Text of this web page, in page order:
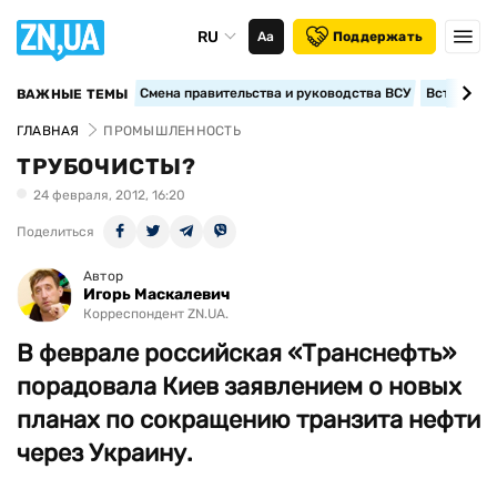
RU Аа Поддержать
ВАЖНЫЕ ТЕМЫ Смена правительства и руководства ВСУ
ГЛАВНАЯ ПРОМЫШЛЕННОСТЬ
ТРУБОЧИСТЫ?
24 февраля, 2012, 16:20
Поделиться
Автор
Игорь Маскалевич
Корреспондент ZN.UA.
В феврале российская «Транснефть»
порадовала Киев заявлением о новых
планах по сокращению транзита нефти
через Украину.